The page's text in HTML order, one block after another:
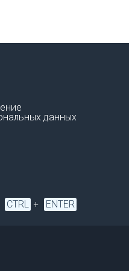
данных
CTRL + ENTER